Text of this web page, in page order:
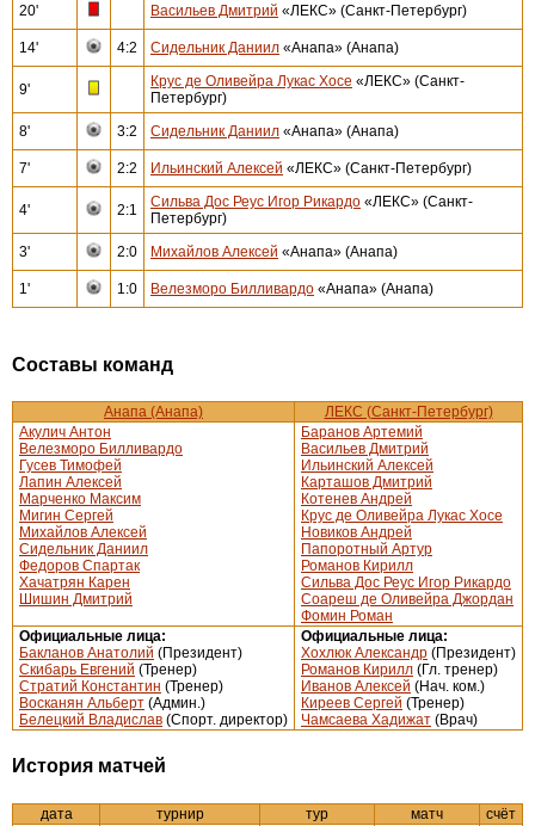
20' Васильев Дмитрий «ЛЕКС» (Санкт-Петербург)
14' 4:2 Сидельник Даниил «Анапа» (Анапа)
9' Крус де Оливейра Лукас Хосе «ЛЕКС» (Санкт-
Петербург)
8'
3:2 Сидельник Даниил «Анапа» (Анапа)
7' 2:2 Ильинский Алексей «ЛЕКС» (Санкт-Петербург)
4' 2:1 Сильва Дос Реус Игор Рикардо «ЛЕКС» (Санкт-
Петербург)
3'
2:0 Михайлов Алексей «Анапа» (Анапа)
1' 1:0 Велезморо Билливардо «Анапа» (Анапа)
Составы команд
Анапа (Анапа)
ЛЕКС (Санкт-Петербург)
Акулич Антон
Велезморо Билливардо
Гусев Тимофей
Лапин Алексей
Марченко Максим
Мигин Сергей
Михайлов Алексей
Сидельник Даниил
Федоров Спартак
Хачатрян Карен
Шишин Дмитрий
Баранов Артемий
Васильев Дмитрий
Ильинский Алексей
Карташов Дмитрий
Котенев Андрей
Крус де Оливейра Лукас Хосе
Новиков Андрей
Папоротный Артур
Романов Кирилл
Сильва Дос Реус Игор Рикардо
Соареш де Оливейра Джордан
Фомин Роман
Официальные лица:
Бакланов Анатолий (Президент)
Скибарь Евгений (Тренер)
Стратий Константин (Тренер)
Восканян Альберт (Админ.)
Белецкий Владислав (Спорт. директор)
Официальные лица:
Хохлюк Александр (Президент)
Романов Кирилл (Гл. тренер)
Иванов Алексей (Нач. ком.)
Киреев Сергей (Тренер)
Чамсаева Хадижат (Врач)
История матчей
дата турнир тур матч
счёт